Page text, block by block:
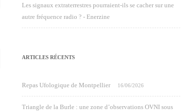
Les signaux extraterrestres pourraient-ils se cacher sur une
autre fréquence radio ? - Enerzine
ARTICLES RÉCENTS
Repas Ufologique de Montpellier 16/06/2026
Triangle de la Burle : une zone d’observations OVNI sous